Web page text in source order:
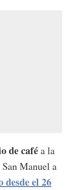
de caféa la
Manuel a
desde el 26